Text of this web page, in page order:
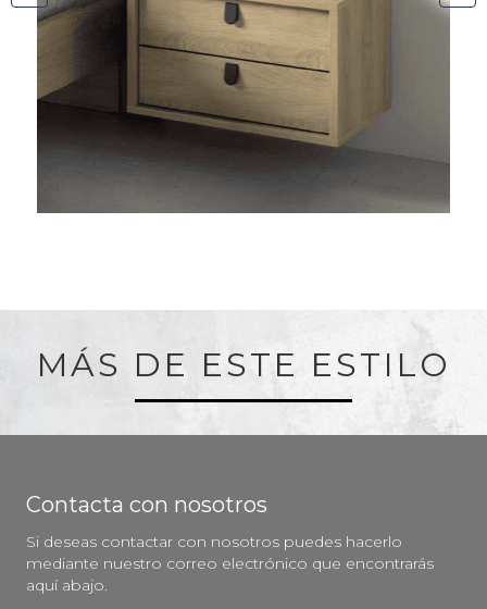
MÁS DE ESTE ESTILO
Contacta con nosotros
Si deseas contactar con nosotros puedes hacerlo
mediante nuestro correo electrónico que encontrarás
aquí abajo.